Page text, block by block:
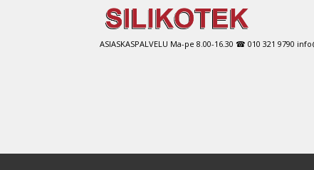
ASIASKASPALVELU Ma-pe 8.00-16.30 ☎ 010 321 9790